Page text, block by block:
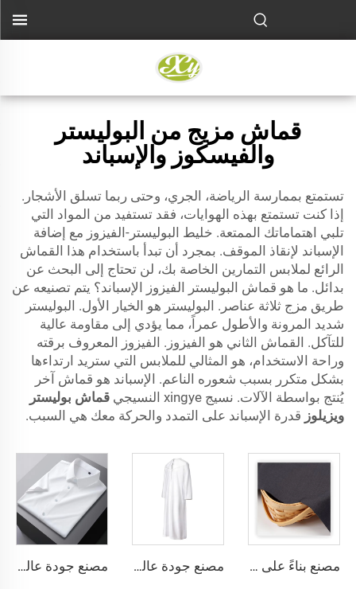
قماش مزيج من البوليستر
والفيسكوز والإسباند
تستمتع بممارسة الرياضة، الجري، وحتى ربما تسلق الأشجار.
إذا كنت تستمتع بهذه الهوايات، فقد تستفيد من المواد التي
تلبي اهتماماتك الممتعة. خليط البوليستر-الفيزوز مع إضافة
الإسباند لإنقاذ الموقف. بمجرد أن تبدأ باستخدام هذا القماش
الرائع لملابس التمارين الخاصة بك، لن تحتاج إلى البحث عن
بدائل. ما هو قماش البوليستر الفيزوز الإسباند؟ يتم تصنيعه عن
طريق مزج ثلاثة عناصر. البوليستر هو الخيار الأول. البوليستر
شديد المرونة والأطول عمراً، مما يؤدي إلى مقاومة عالية
للتآكل. القماش الثاني هو الفيزوز. الفيزوز المعروف برقته
وراحة الاستخدام، هو المثالي للملابس التي ستريد ارتداءها
بشكل متكرر بسبب شعوره الناعم. الإسباند هو قماش آخر
يُنتج بواسطة الآلات. نسيج xingye النسيجي
قماش بوليستر
ويزيلوز قدرة الإسباند على التمدد والحركة معك هي السبب.
مصنع بناءً على الطلب، قماش TR خفيف الوزن يشعر بالراحة في الشرق الأوسط بألوان مختلفة، قماش تويل ملون القمصان والروب مصنع جودة عالية قماش تويل TR، مجموعة روب رجالية الشرق الأوسط، قماش قميص خفيف الوزن مصنع جودة عالية قماش تويل TR ملون، مجموعة روب رجالية الشرق الأوسط، قماش قميص خفيف الوزن